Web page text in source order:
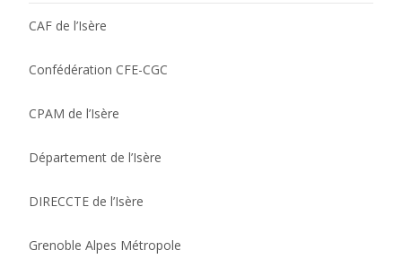
CAF de l’Isère
Confédération CFE-CGC
CPAM de l’Isère
Département de l’Isère
DIRECCTE de l’Isère
Grenoble Alpes Métropole